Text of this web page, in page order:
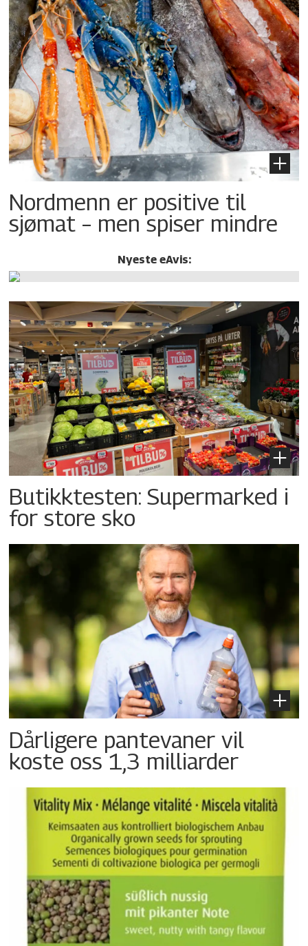
Nordmenn er positive til
sjømat – men spiser mindre
Nyeste eAvis:
Butikktesten: Supermarked i
for store sko
Dårligere pantevaner vil
koste oss 1,3 milliarder